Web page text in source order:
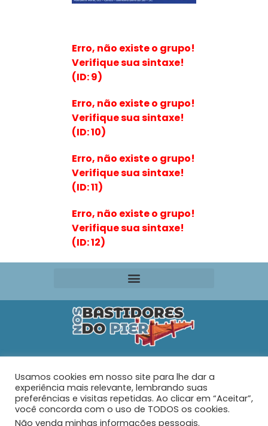
Erro, não existe o grupo!
Verifique sua sintaxe!
(ID: 9)
Erro, não existe o grupo!
Verifique sua sintaxe!
(ID: 10)
Erro, não existe o grupo!
Verifique sua sintaxe!
(ID: 11)
Erro, não existe o grupo!
Verifique sua sintaxe!
(ID: 12)
Rua Maria de Souza Santos Nº 159 – AP 401 –
Tabuleiro – Barra Velha – SC
Usamos cookies em nosso site para lhe dar a
experiência mais relevante, lembrando suas
preferências e visitas repetidas. Ao clicar em “Aceitar”,
você concorda com o uso de TODOS os cookies.
Não venda minhas informações pessoais.